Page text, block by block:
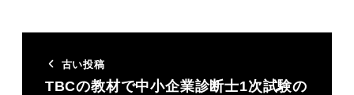
古い投稿
TBCの教材で中小企業診断士1次試験の